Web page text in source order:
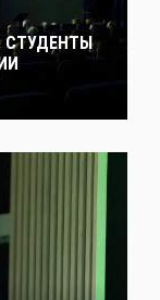
СТУДЕНТЫ